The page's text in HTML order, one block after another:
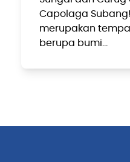
Capolaga
merupakan
berupa bumi…